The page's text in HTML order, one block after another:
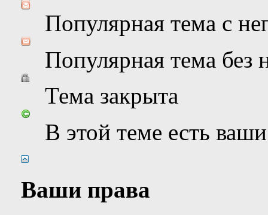
Популярная тема с
Популярная тема
Тема закрыта
В этой теме есть
Ваши права